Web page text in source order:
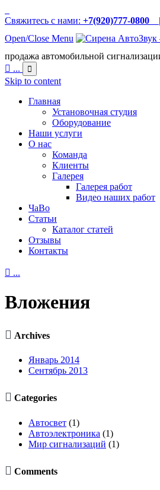
Свяжитесь с нами: +7(920)777-0800
Open/Close Menu
продажа автомобильной
 ... 
Skip to content
Главная
Установочная студия
Оборудование
Наши услуги
О нас
Команда
Клиенты
Галерея
Галерея работ
Видео наших работ
ЧаВо
Статьи
Каталог статей
Отзывы
Контакты
 ...
Вложения
 Archives
Январь 2014
Сентябрь 2013
 Categories
Автосвет (1)
Автоэлектроника (1)
Мир сигнализаций (1)
 Comments